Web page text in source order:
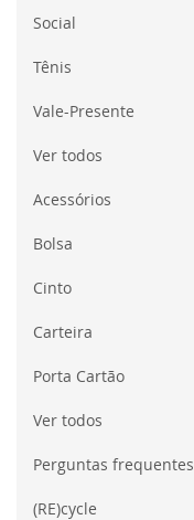
Social
Tênis
Vale-Presente
Ver todos
Acessórios
Bolsa
Cinto
Carteira
Porta Cartão
Ver todos
Perguntas frequentes
(RE)cycle